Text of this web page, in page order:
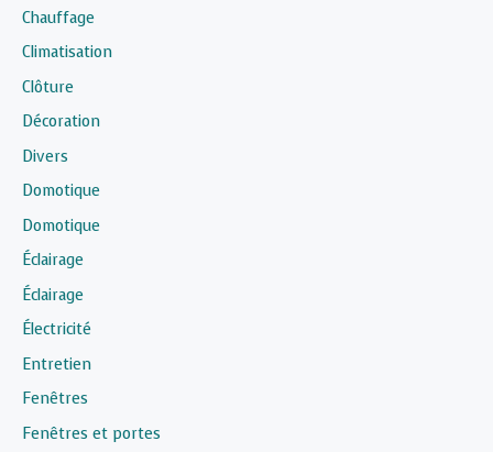
Chauffage
Climatisation
Clôture
Décoration
Divers
Domotique
Domotique
Éclairage
Éclairage
Électricité
Entretien
Fenêtres
Fenêtres et portes